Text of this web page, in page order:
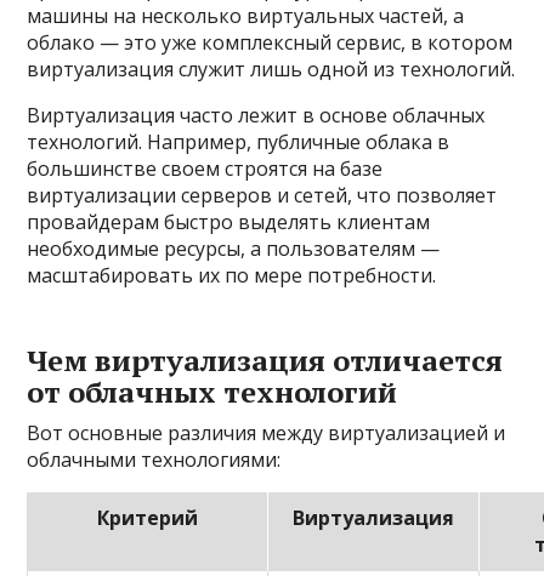
машины на несколько виртуальных частей, а
облако — это уже комплексный сервис, в котором
виртуализация служит лишь одной из технологий.
Виртуализация часто лежит в основе облачных
технологий. Например, публичные облака в
большинстве своем строятся на базе
виртуализации серверов и сетей, что позволяет
провайдерам быстро выделять клиентам
необходимые ресурсы, а пользователям —
масштабировать их по мере потребности.
Чем виртуализация отличается
от облачных технологий
Вот основные различия между виртуализацией и
облачными технологиями:
Критерий Виртуализация